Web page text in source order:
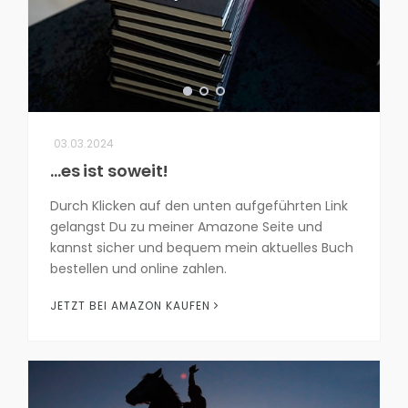
03.03.2024
...es ist soweit!
Durch Klicken auf den unten aufgeführten Link
gelangst Du zu meiner Amazone Seite und
kannst sicher und bequem mein aktuelles Buch
bestellen und online zahlen.
JETZT BEI AMAZON KAUFEN